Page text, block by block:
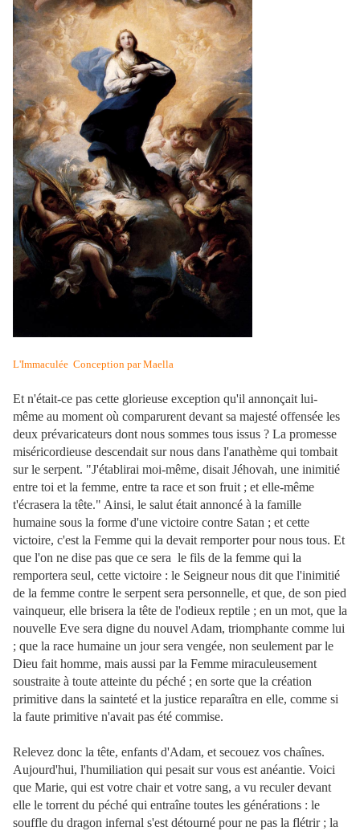
L'Immaculée Conception par Maella
Et n'était-ce pas cette glorieuse exception qu'il annonçait lui-
même au moment où comparurent devant sa majesté offensée les
deux prévaricateurs dont nous sommes tous issus ? La promesse
miséricordieuse descendait sur nous dans l'anathème qui tombait
sur le serpent. "J'établirai moi-même, disait Jéhovah, une inimitié
entre toi et la femme, entre ta race et son fruit ; et elle-même
t'écrasera la tête." Ainsi, le salut était annoncé à la famille
humaine sous la forme d'une victoire contre Satan ; et cette
victoire, c'est la Femme qui la devait remporter pour nous tous. Et
que l'on ne dise pas que ce sera le fils de la femme qui la
remportera seul, cette victoire : le Seigneur nous dit que l'inimitié
de la femme contre le serpent sera personnelle, et que, de son pied
vainqueur, elle brisera la tête de l'odieux reptile ; en un mot, que la
nouvelle Eve sera digne du nouvel Adam, triomphante comme lui
; que la race humaine un jour sera vengée, non seulement par le
Dieu fait homme, mais aussi par la Femme miraculeusement
soustraite à toute atteinte du péché ; en sorte que la création
primitive dans la sainteté et la justice reparaîtra en elle, comme si
la faute primitive n'avait pas été commise.
Relevez donc la tête, enfants d'Adam, et secouez vos chaînes.
Aujourd'hui, l'humiliation qui pesait sur vous est anéantie. Voici
que Marie, qui est votre chair et votre sang, a vu reculer devant
elle le torrent du péché qui entraîne toutes les générations : le
souffle du dragon infernal s'est détourné pour ne pas la flétrir ; la